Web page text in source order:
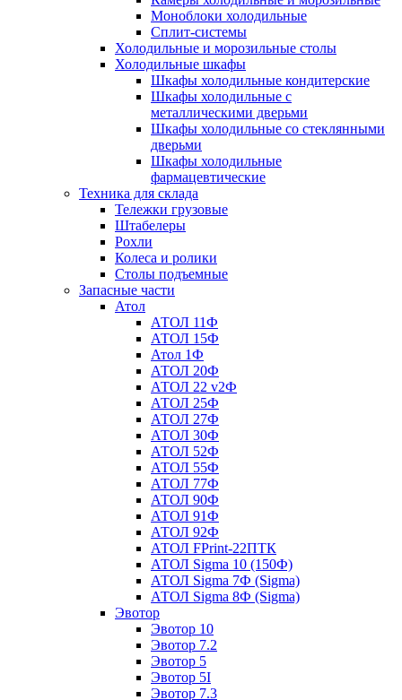
Моноблоки холодильные
Сплит-системы
Холодильные и морозильные столы
Холодильные шкафы
Шкафы холодильные кондитерские
Шкафы холодильные с
металлическими дверьми
Шкафы холодильные со стеклянными
дверьми
Шкафы холодильные
фармацевтические
Техника для склада
Тележки грузовые
Штабелеры
Рохли
Колеса и ролики
Столы подъемные
Запасные части
Атол
АТОЛ 11Ф
АТОЛ 15Ф
Атол 1Ф
АТОЛ 20Ф
АТОЛ 22 v2Ф
АТОЛ 25Ф
АТОЛ 27Ф
АТОЛ 30Ф
АТОЛ 52Ф
АТОЛ 55Ф
АТОЛ 77Ф
АТОЛ 90Ф
АТОЛ 91Ф
АТОЛ 92Ф
АТОЛ FPrint-22ПТК
АТОЛ Sigma 10 (150Ф)
АТОЛ Sigma 7Ф (Sigma)
АТОЛ Sigma 8Ф (Sigma)
Эвотор
Эвотор 10
Эвотор 7.2
Эвотор 5
Эвотор 5I
Эвотор 7.3